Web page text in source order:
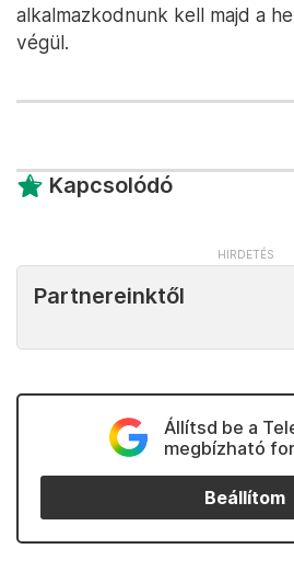
alkalmazkodnunk kell majd a
végül.
Kapcsolódó
Partnereinktől
Állítsd be a
megbízható
Beállítom